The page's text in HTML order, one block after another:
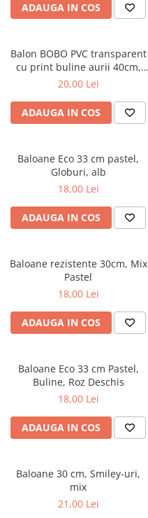
ADAUGA IN COS
Balon BOBO PVC transparent
cu print buline aurii 40cm,
ORB16-2-019
20,00 Lei
ADAUGA IN COS
Baloane Eco 33 cm pastel,
Globuri, alb
18,00 Lei
ADAUGA IN COS
Baloane rezistente 30cm, Mix
Pastel
18,00 Lei
ADAUGA IN COS
Baloane Eco 33 cm Pastel,
Buline, Roz Deschis
18,00 Lei
ADAUGA IN COS
Baloane 30 cm, Smiley-uri,
mix
21,00 Lei